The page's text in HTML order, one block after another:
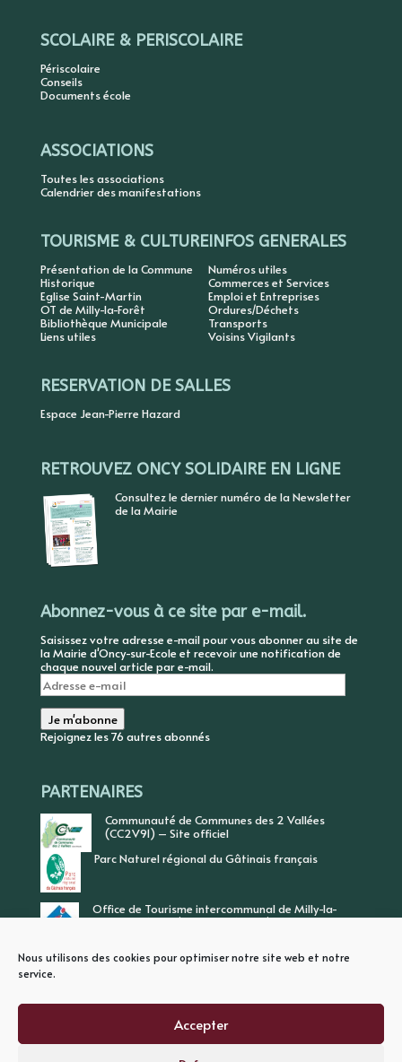
Nous utilisons des cookies pour optimiser notre site web et notre
service.
Accepter
SCOLAIRE & PERISCOLAIRE
Périscolaire
Conseils
Documents école
ASSOCIATIONS
Toutes les associations
Calendrier des manifestations
TOURISME & CULTURE
Présentation de la Commune
Historique
Eglise Saint-Martin
OT de Milly-la-Forêt
Bibliothèque Municipale
Liens utiles
INFOS GENERALES
Numéros utiles
Commerces et Services
Emploi et Entreprises
Ordures/Déchets
Transports
Voisins Vigilants
RESERVATION DE SALLES
Espace Jean-Pierre Hazard
RETROUVEZ ONCY SOLIDAIRE EN LIGNE
Consultez le dernier numéro de la Newsletter
de la Mairie
Abonnez-vous à ce site par e-mail.
Saisissez votre adresse e-mail pour vous abonner au site de
la Mairie d'Oncy-sur-Ecole et recevoir une notification de
chaque nouvel article par e-mail.
Adresse
e-
mail
Je m'abonne
Rejoignez les 76 autres abonnés
PARTENAIRES
Communauté de Communes des 2 Vallées
(CC2V91) – Site officiel
Parc Naturel régional du Gâtinais français
Office de Tourisme intercommunal de Milly-la-
Forêt, Vallée de l’Ecole, Vallée de l’Essonne